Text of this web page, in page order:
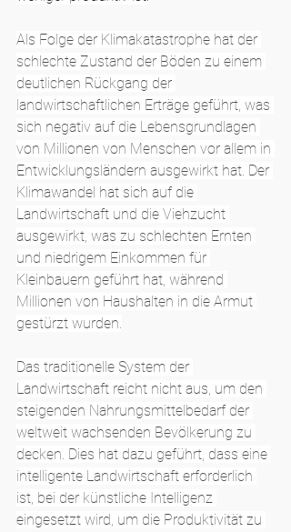
Als Folge der Klimakatastrophe hat der
schlechte Zustand der Böden zu einem
deutlichen Rückgang der
landwirtschaftlichen Erträge geführt, was
sich negativ auf die Lebensgrundlagen
von Millionen von Menschen vor allem in
Entwicklungsländern ausgewirkt hat. Der
Klimawandel hat sich auf die
Landwirtschaft und die Viehzucht
ausgewirkt, was zu schlechten Ernten
und niedrigem Einkommen für
Kleinbauern geführt hat, während
Millionen von Haushalten in die Armut
gestürzt wurden.
Das traditionelle System der
Landwirtschaft reicht nicht aus, um den
steigenden Nahrungsmittelbedarf der
weltweit wachsenden Bevölkerung zu
decken. Dies hat dazu geführt, dass eine
intelligente Landwirtschaft erforderlich
ist, bei der künstliche Intelligenz
eingesetzt wird, um die Produktivität zu